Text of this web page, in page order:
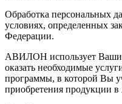
Обработка персональных
условиях, определенных
Федерации.
АВИЛОН использует Ваши
оказать необходимые
программы, в которой Вы
приобретения продукции